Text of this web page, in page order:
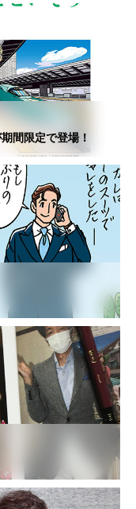
間限定で登場！